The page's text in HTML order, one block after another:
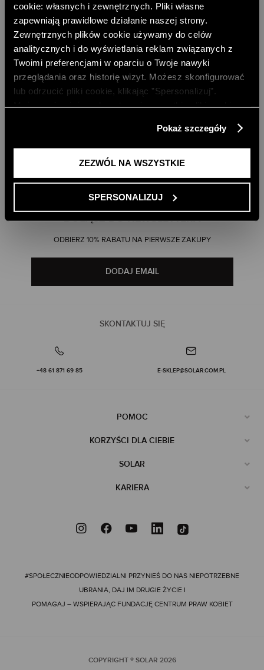
cookie: własnych i zewnętrznych. Pliki własne
zapewniają prawidłowe działanie naszej strony.
Zewnętrznych plików cookie używamy do celów
analitycznych i do wyświetlania reklam związanych z
Twoimi preferencjami w oparciu o Twoje nawyki
przeglądania oraz historię wizyt. Możesz skonfigurować
lub odrzucić pliki cookie, klikając ”Spersonalizuj”.
Polityce Prywatności
Pokaż szczegóły
ZEZWÓL NA WSZYSTKIE
SPERSONALIZUJ
DARMOWA DOSTAWA DO SKLEPU DARMOWA DOSTAWA OD 499 ZŁ
PAYPO - KUP TERAZ, ZAPŁAĆ PÓŹNIEJ
SKONTAKTUJ SIĘ
+48 61 871 69 85 E-SKLEP@SOLAR.COM.PL
DOŁĄCZ DO NEWSLETTERA
ODBIERZ 10% RABATU NA PIERWSZE ZAKUPY
DODAJ EMAIL
POMOC
KORZYŚCI DLA CIEBIE
SOLAR
KARIERA
#SPOŁECZNIEODPOWIEDZIALNI PRZYNIEŚ DO NAS NIEPOTRZEBNE
UBRANIA, DAJ IM DRUGIE ŻYCIE I
POMAGAJ – WSPIERAJĄC FUNDACJĘ CENTRUM PRAW KOBIET
COPYRIGHT ® SOLAR 2026